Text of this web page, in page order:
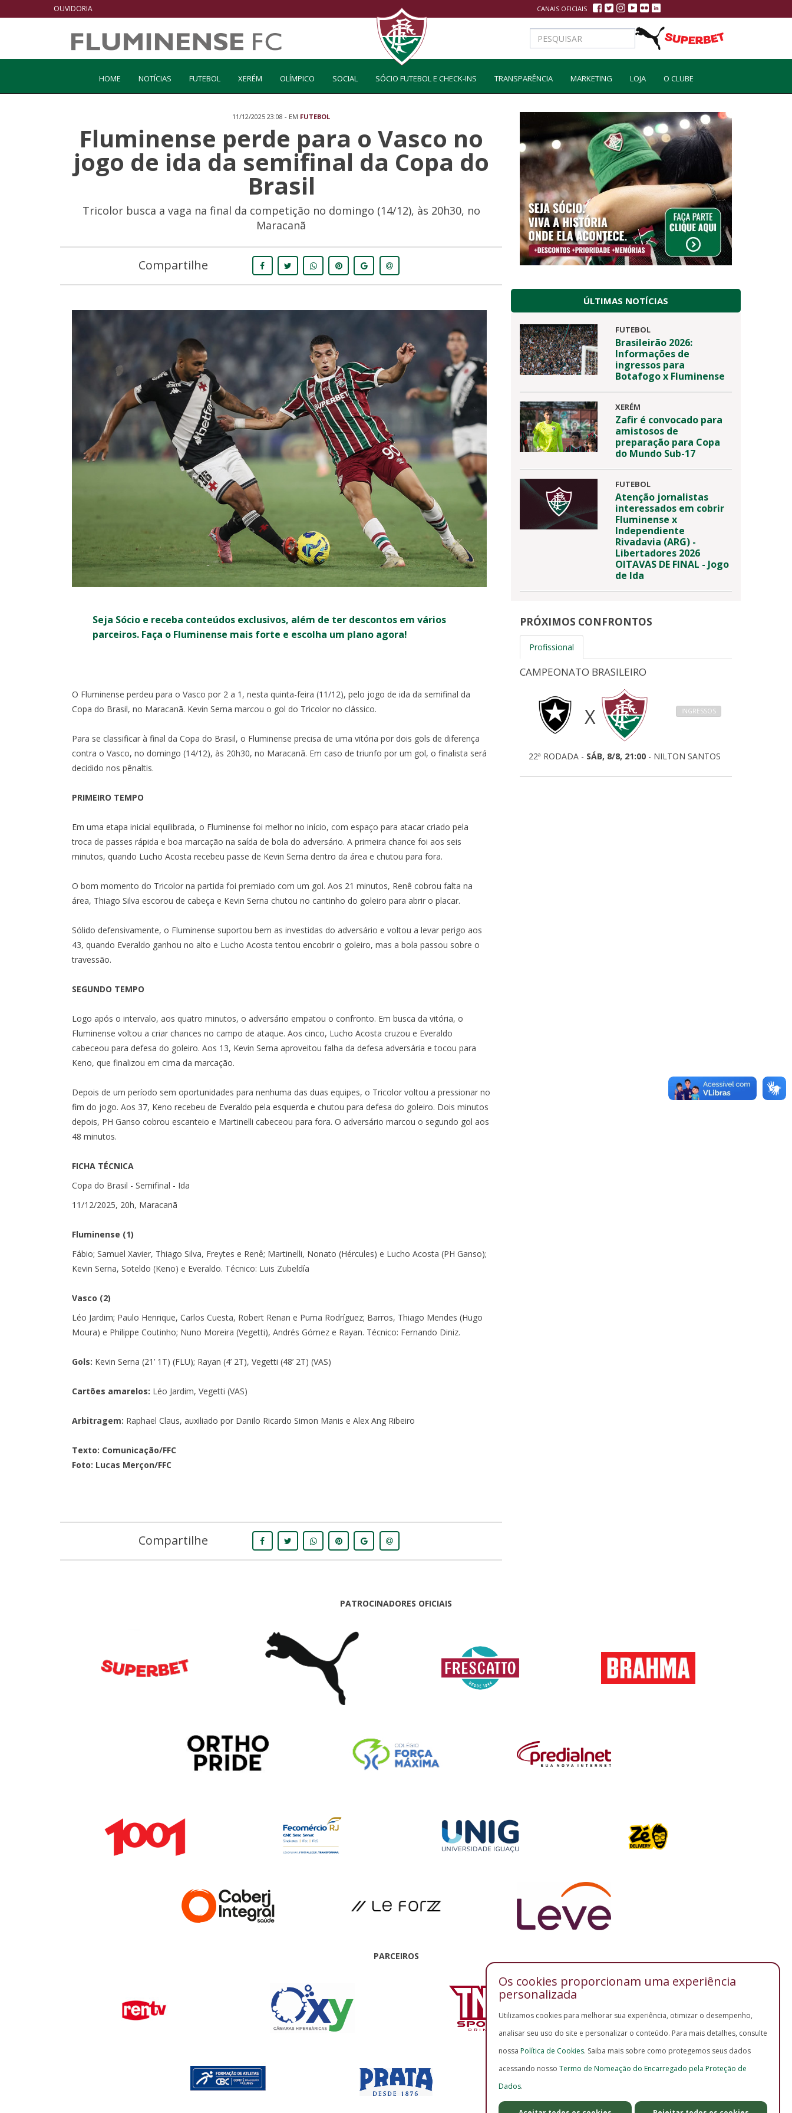
OUVIDORIA CANAIS OFICIAIS
HOME NOTÍCIAS FUTEBOL XERÉM OLÍMPICO SOCIAL SÓCIO FUTEBOL E CHECK-INS TRANSPARÊNCIA MARKETING LOJA O CLUBE
11/12/2025 23:08 - EM FUTEBOL
Fluminense perde para o Vasco no
jogo de ida da semifinal da Copa do
Brasil
Tricolor busca a vaga na final da competição no domingo (14/12), às 20h30, no
Maracanã
Compartilhe
Seja Sócio e receba conteúdos exclusivos, além de ter descontos em vários
parceiros. Faça o Fluminense mais forte e escolha um plano agora!
O Fluminense perdeu para o Vasco por 2 a 1, nesta quinta-feira (11/12), pelo jogo de ida da semifinal da
Copa do Brasil, no Maracanã. Kevin Serna marcou o gol do Tricolor no clássico.
Para se classificar à final da Copa do Brasil, o Fluminense precisa de uma vitória por dois gols de diferença
contra o Vasco, no domingo (14/12), às 20h30, no Maracanã. Em caso de triunfo por um gol, o finalista será
decidido nos pênaltis.
PRIMEIRO TEMPO
Em uma etapa inicial equilibrada, o Fluminense foi melhor no início, com espaço para atacar criado pela
troca de passes rápida e boa marcação na saída de bola do adversário. A primeira chance foi aos seis
minutos, quando Lucho Acosta recebeu passe de Kevin Serna dentro da área e chutou para fora.
O bom momento do Tricolor na partida foi premiado com um gol. Aos 21 minutos, Renê cobrou falta na
área, Thiago Silva escorou de cabeça e Kevin Serna chutou no cantinho do goleiro para abrir o placar.
Sólido defensivamente, o Fluminense suportou bem as investidas do adversário e voltou a levar perigo aos
43, quando Everaldo ganhou no alto e Lucho Acosta tentou encobrir o goleiro, mas a bola passou sobre o
travessão.
SEGUNDO TEMPO
Logo após o intervalo, aos quatro minutos, o adversário empatou o confronto. Em busca da vitória, o
Fluminense voltou a criar chances no campo de ataque. Aos cinco, Lucho Acosta cruzou e Everaldo
cabeceou para defesa do goleiro. Aos 13, Kevin Serna aproveitou falha da defesa adversária e tocou para
Keno, que finalizou em cima da marcação.
Depois de um período sem oportunidades para nenhuma das duas equipes, o Tricolor voltou a pressionar no
fim do jogo. Aos 37, Keno recebeu de Everaldo pela esquerda e chutou para defesa do goleiro. Dois minutos
depois, PH Ganso cobrou escanteio e Martinelli cabeceou para fora. O adversário marcou o segundo gol aos
48 minutos.
FICHA TÉCNICA
Copa do Brasil - Semifinal - Ida
11/12/2025, 20h, Maracanã
Fluminense (1)
Fábio; Samuel Xavier, Thiago Silva, Freytes e Renê; Martinelli, Nonato (Hércules) e Lucho Acosta (PH Ganso);
Kevin Serna, Soteldo (Keno) e Everaldo. Técnico: Luis Zubeldía
Vasco (2)
Léo Jardim; Paulo Henrique, Carlos Cuesta, Robert Renan e Puma Rodríguez; Barros, Thiago Mendes (Hugo
Moura) e Philippe Coutinho; Nuno Moreira (Vegetti), Andrés Gómez e Rayan. Técnico: Fernando Diniz.
Gols: Kevin Serna (21’ 1T) (FLU); Rayan (4’ 2T), Vegetti (48’ 2T) (VAS)
Cartões amarelos: Léo Jardim, Vegetti (VAS)
Arbitragem: Raphael Claus, auxiliado por Danilo Ricardo Simon Manis e Alex Ang Ribeiro
Texto: Comunicação/FFC
Foto: Lucas Merçon/FFC
Compartilhe
ÚLTIMAS NOTÍCIAS
FUTEBOL
Brasileirão 2026:
Informações de
ingressos para
Botafogo x Fluminense
XERÉM
Zafir é convocado para
amistosos de
preparação para Copa
do Mundo Sub-17
FUTEBOL
Atenção jornalistas
interessados em cobrir
Fluminense x
Independiente
Rivadavia (ARG) -
Libertadores 2026
OITAVAS DE FINAL - Jogo
de Ida
PRÓXIMOS CONFRONTOS
Profissional
0 0 INGRESSOS
OITAVAS DE FINAL - IDA -SÁB, 1/8, 17:30 -
MARACANÃ
1
OITAVAS DE FINAL - VOLTA -QUA, 5/8, 21:30
CAMPEONATO BRASILEIRO
X INGRESSOS
22ª RODADA - SÁB, 8/8, 21:00 - NILTON SANTOS
PATROCINADORES OFICIAIS
PARCEIROS
Os cookies proporcionam uma experiência
personalizada
Utilizamos cookies para melhorar sua experiência, otimizar o desempenho,
analisar seu uso do site e personalizar o conteúdo. Para mais detalhes, consulte
nossa Política de Cookies. Saiba mais sobre como protegemos seus dados
acessando nosso Termo de Nomeação do Encarregado pela Proteção de
Dados.